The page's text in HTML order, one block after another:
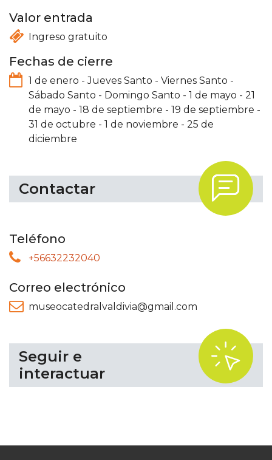
Valor entrada
Ingreso gratuito
Fechas de cierre
1 de enero -Jueves Santo - Viernes Santo -
Sábado Santo - Domingo Santo - 1 de mayo - 21
de mayo - 18 de septiembre - 19 de septiembre -
31 de octubre - 1 de noviembre - 25 de
diciembre
Contactar .
Teléfono
+56632232040
Correo electrónico
museocatedralvaldivia@gmail.com
Seguir e
interactuar
.